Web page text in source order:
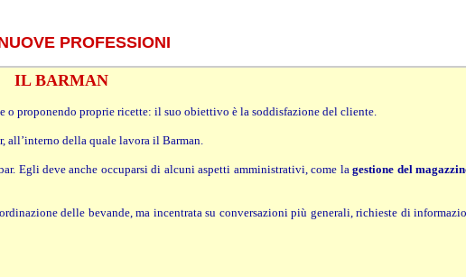
PROFESSIONI
IL BARMAN
o proponendo proprie ricette: il suo obiettivo è la soddisfazione del cliente.
all’interno della quale lavora il Barman.
Egli deve anche occuparsi di alcuni aspetti amministrativi, come lagestione del
delle bevande, ma incentrata su conversazioni più generali, richieste di